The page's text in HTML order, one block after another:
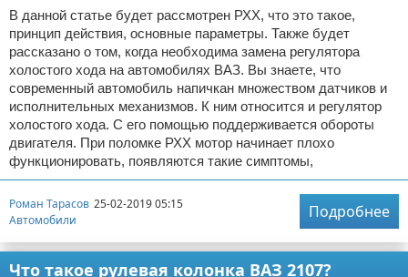
В данной статье будет рассмотрен РХХ, что это такое,
принцип действия, основные параметры. Также будет
рассказано о том, когда необходима замена регулятора
холостого хода на автомобилях ВАЗ. Вы знаете, что
современный автомобиль напичкан множеством датчиков и
исполнительных механизмов. К ним относится и регулятор
холостого хода. С его помощью поддерживается обороты
двигателя. При поломке РХХ мотор начинает плохо
функционировать, появляются такие симптомы,
Роман Тарасов 25-02-2019 05:15
Автомобили
Подробнее
Что такое рулевая колонка ВАЗ 2107?